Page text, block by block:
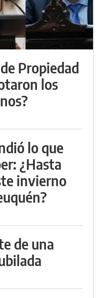
Propiedad
los
lo que
¿Hasta
invierno
de una